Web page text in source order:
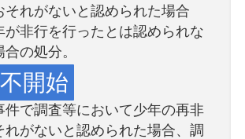
それがないと認められた場合
が非行を行ったとは認められな
の処分。
開始
件で調査等において少年の再非
れがないと認められた場合、調